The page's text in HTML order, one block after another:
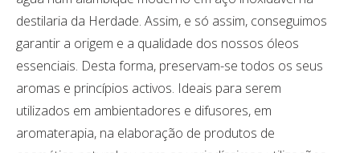
destilaria da Herdade. Assim, e só assim, conseguimos
garantir a origem e a qualidade dos nossos óleos
essenciais. Desta forma, preservam-se todos os seus
aromas e princípios activos. Ideais para serem
utilizados em ambientadores e difusores, em
aromaterapia, na elaboração de produtos de